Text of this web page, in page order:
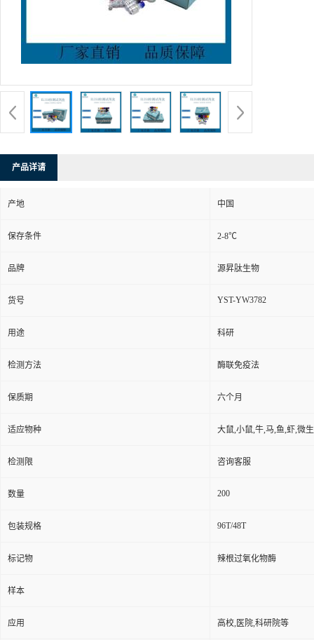
产品详请
产地 中国
保存条件 2-8℃
品牌 源昇肽生物
货号 YST-YW3782
用途 科研
检测方法 酶联免疫法
保质期 六个月
适应物种 大鼠,小鼠,牛,马,鱼,虾,微
检测限 咨询客服
数量 200
包装规格 96T/48T
标记物 辣根过氧化物酶
样本
应用 高校,医院,科研院等